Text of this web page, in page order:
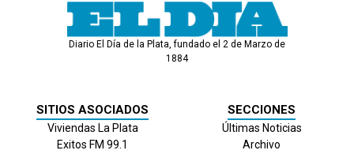
Diario El Día de la Plata, fundado el 2 de Marzo de
1884
SITIOS ASOCIADOS
Viviendas La Plata
Exitos FM 99.1
SECCIONES
Últimas Noticias
Archivo